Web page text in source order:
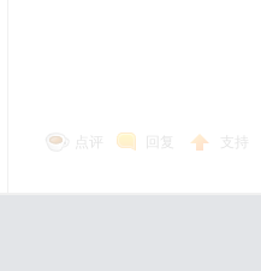
点评 回复 支持